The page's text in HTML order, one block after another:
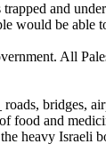
and
would be
All
bridges,
and
heavy Israeli